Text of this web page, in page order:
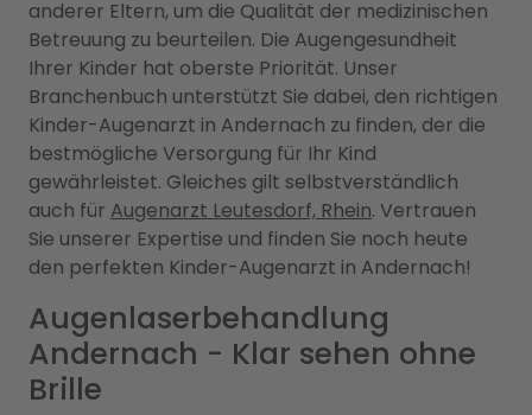
anderer Eltern, um die Qualität der medizinischen
Betreuung zu beurteilen. Die Augengesundheit
Ihrer Kinder hat oberste Priorität. Unser
Branchenbuch unterstützt Sie dabei, den richtigen
Kinder-Augenarzt in Andernach zu finden, der die
bestmögliche Versorgung für Ihr Kind
gewährleistet. Gleiches gilt selbstverständlich
auch für Augenarzt Leutesdorf, Rhein. Vertrauen
Sie unserer Expertise und finden Sie noch heute
den perfekten Kinder-Augenarzt in Andernach!
Augenlaserbehandlung
Andernach - Klar sehen ohne
Brille